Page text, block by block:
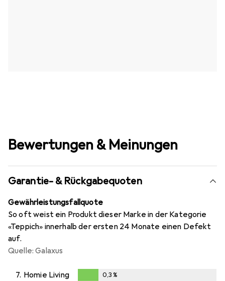
Bewertungen & Meinungen
Garantie- & Rückgabequoten
Gewährleistungsfallquote
So oft weist ein Produkt dieser Marke in der Kategorie
«Teppich» innerhalb der ersten 24 Monate einen Defekt
auf.
Quelle: Galaxus
7. Homie Living 0,3%